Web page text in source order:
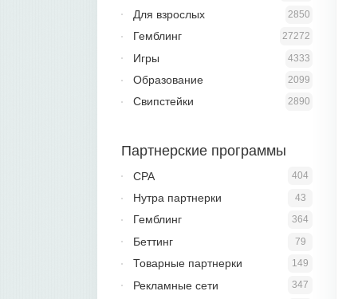
2850
Для взрослых
27272
Гемблинг
4333
Игры
2099
Образование
2890
Свипстейки
Партнерские программы
404
CPA
43
Нутра партнерки
364
Гемблинг
79
Беттинг
149
Товарные партнерки
347
Рекламные сети